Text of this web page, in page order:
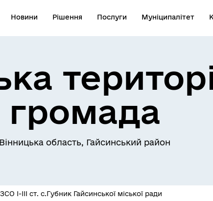
Новини Рішення Послуги Муніципалітет
Телефони екстрених служб та
комунальних підприємств
громада
Вінницька область, Гайсинський район
І-ІІІ ст. с.Губник Гайсинської міської ради